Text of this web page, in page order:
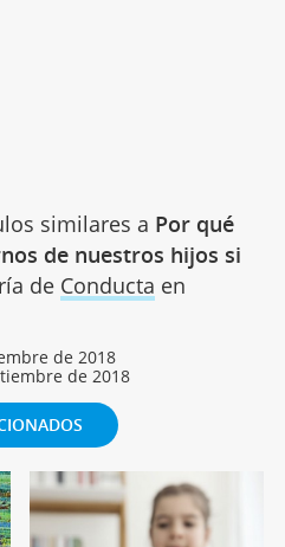
similares a Por qué
de nuestros hijos si
de Conducta en
de 2018
de 2018